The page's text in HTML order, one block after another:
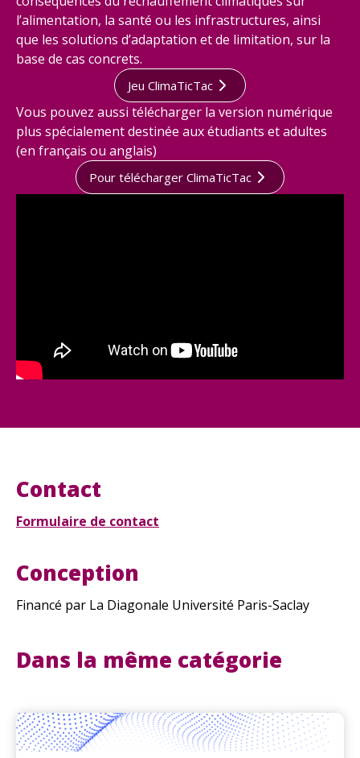
l’alimentation, la santé ou les infrastructures, ainsi
que les solutions d’adaptation et de limitation, sur la
base de cas concrets.
Jeu ClimaTicTac
Vous pouvez aussi télécharger la version numérique
plus spécialement destinée aux étudiants et adultes
(en français ou anglais)
Pour télécharger ClimaTicTac
Contact
Formulaire de contact
Conception
Financé par La Diagonale Université Paris-Saclay
Dans la même catégorie